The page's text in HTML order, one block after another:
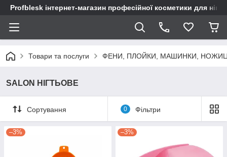
Profblesk інтернет-магазин професійної косметики для
Товари та послуги ФЕНИ, ПЛОЙКИ, МАШИНКИ,
SALON НІГТЬОВЕ
Сортування 0 Фільтри
–3% –3%